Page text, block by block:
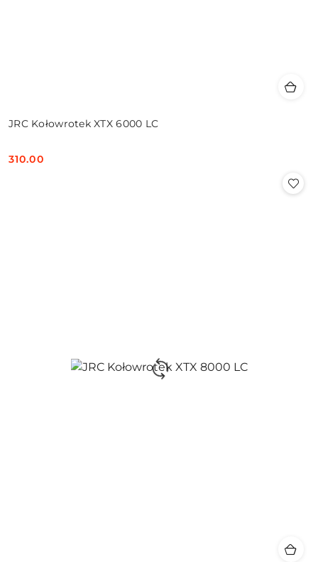
JRC Kołowrotek XTX 6000 LC
Cena:
310.00